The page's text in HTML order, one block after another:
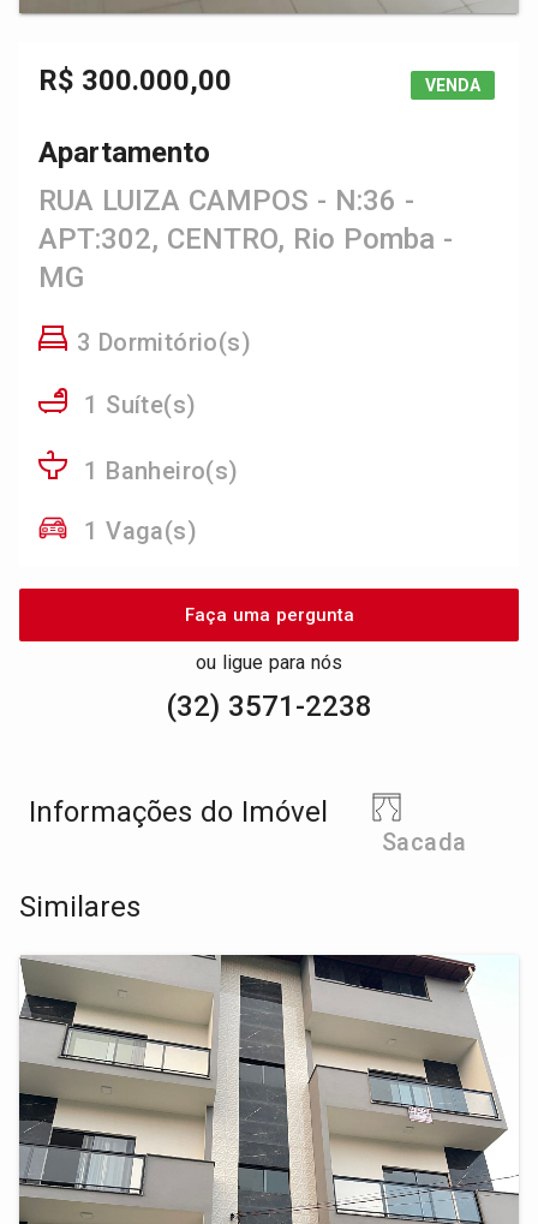
R$ 300.000,00 VENDA
Apartamento
RUA LUIZA CAMPOS - N:36 -
APT:302, CENTRO, Rio Pomba -
MG
3 Dormitório(s)
1 Suíte(s)
1 Banheiro(s)
1 Vaga(s)
Faça uma pergunta
ou ligue para nós
(32) 3571-2238
Informações do Imóvel
Sacada
Similares